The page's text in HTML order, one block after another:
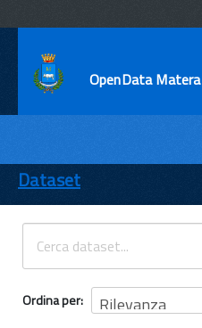
OpenData Matera
ENTI
TEMI
INFORMAZIONI
Dataset
Ordina per